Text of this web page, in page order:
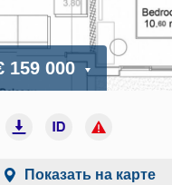
159 000
Показать на карте